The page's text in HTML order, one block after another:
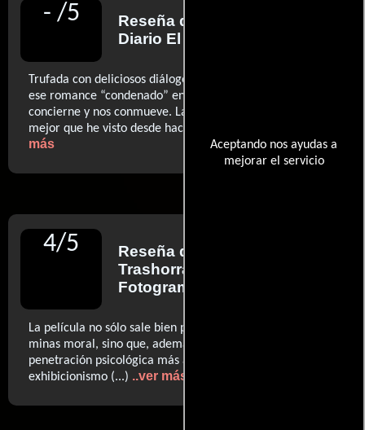
Aceptando nos ayudas a
mejorar el servicio
- /5 Reseña de
Diario El Mundo
Trufada con deliciosos diálogos repletos de ingenio (...)
ese romance “condenado” en todo momento nos
concierne y nos conmueve. La secuencia final es de lo
mejor que he visto desde hace bastante tiempo
más
4/5 Reseña de
Trashorras
Fotogramas
La película no sólo sale bien parada de todo un campo de
minas moral, sino que, además, hace alardes de una
penetración psicológica más atenta a la empatía que al
exhibicionismo (...) ..ver más